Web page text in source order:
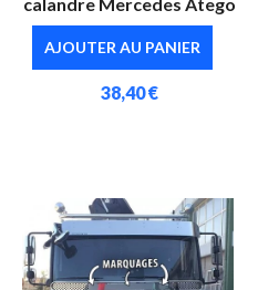
AJOUTER AU PANIER
38,40 €